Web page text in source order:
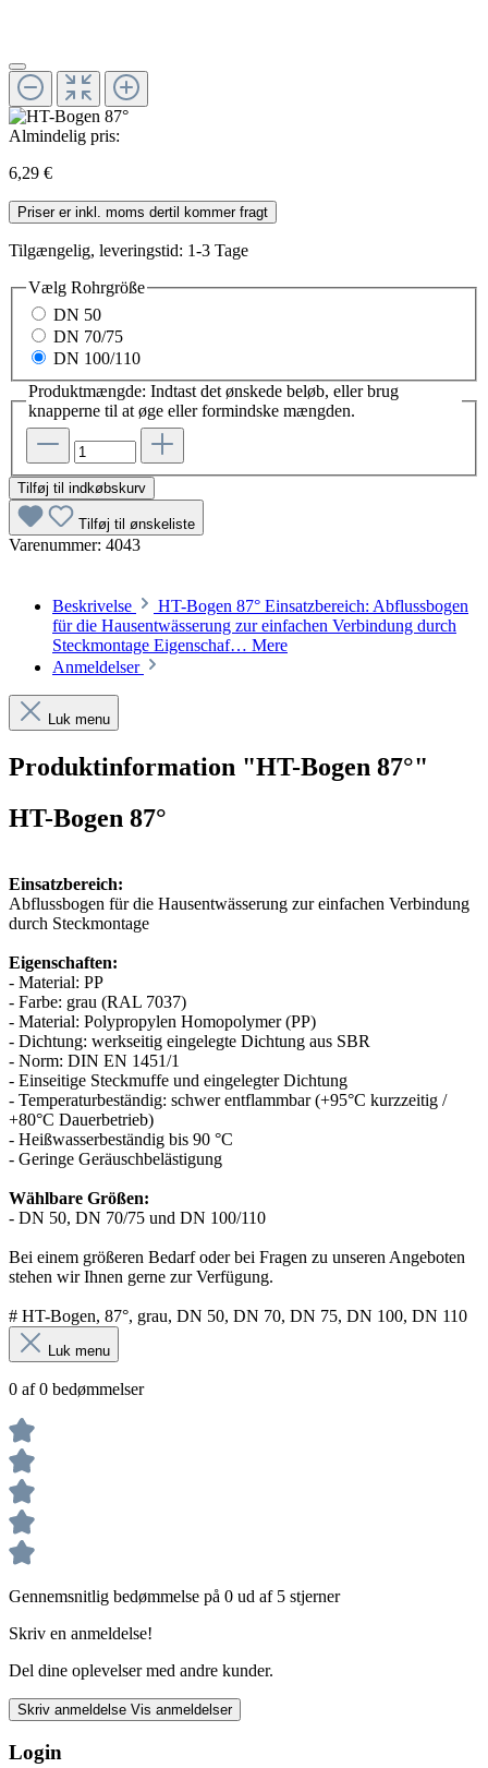
Almindelig pris:
6,29 €
Priser er inkl. moms dertil kommer fragt
Tilgængelig, leveringstid: 1-3 Tage
Vælg Rohrgröße
DN 50
DN 70/75
DN 100/110
Produktmængde: Indtast det ønskede beløb, eller brug
knapperne til at øge eller formindske mængden.
Tilføj til indkøbskurv
Tilføj til ønskeliste
Varenummer: 4043
Beskrivelse
HT-Bogen 87° Einsatzbereich: Abflussbogen
für die Hausentwässerung zur einfachen Verbindung durch
Steckmontage Eigenschaf… Mere
Anmeldelser
Luk menu
Produktinformation "HT-Bogen 87°"
HT-Bogen 87°
Einsatzbereich:
Abflussbogen für die Hausentwässerung zur einfachen Verbindung
durch Steckmontage
Eigenschaften:
- Material: PP
- Farbe: grau (RAL 7037)
- Material: Polypropylen Homopolymer (PP)
- Dichtung: werkseitig eingelegte Dichtung aus SBR
- Norm: DIN EN 1451/1
- Einseitige Steckmuffe und eingelegter Dichtung
- Temperaturbeständig: schwer entflammbar (+95°C kurzzeitig /
+80°C Dauerbetrieb)
- Heißwasserbeständig bis 90 °C
- Geringe Geräuschbelästigung
Wählbare Größen:
- DN 50, DN 70/75 und DN 100/110
Bei einem größeren Bedarf oder bei Fragen zu unseren Angeboten
stehen wir Ihnen gerne zur Verfügung.
# HT-Bogen, 87°, grau, DN 50, DN 70, DN 75, DN 100, DN 110
Luk menu
0 af 0 bedømmelser
Gennemsnitlig bedømmelse på 0 ud af 5 stjerner
Skriv en anmeldelse!
Del dine oplevelser med andre kunder.
Skriv anmeldelse Vis anmeldelser
Login